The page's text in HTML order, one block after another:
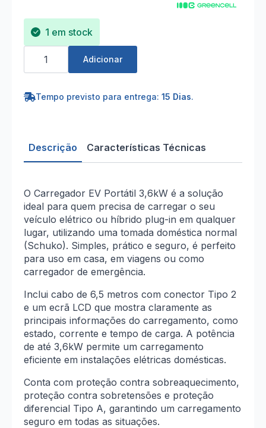
1 em stock
Quantidade
3,6kW
Cabo
6,5m,
Tipo
Tomada
Schuko
(230V)
Adicionar
Tempo previsto para entrega: 15 Dias.
Descrição Características Técnicas
O Carregador EV Portátil 3,6kW é a solução
ideal para quem precisa de carregar o seu
veículo elétrico ou híbrido plug-in em qualquer
lugar, utilizando uma tomada doméstica normal
(Schuko). Simples, prático e seguro, é perfeito
para uso em casa, em viagens ou como
carregador de emergência.
Inclui cabo de 6,5 metros com conector Tipo 2
e um ecrã LCD que mostra claramente as
principais informações do carregamento, como
estado, corrente e tempo de carga. A potência
de até 3,6kW permite um carregamento
eficiente em instalações elétricas domésticas.
Conta com proteção contra sobreaquecimento,
proteção contra sobretensões e proteção
diferencial Tipo A, garantindo um carregamento
seguro em todas as situações.